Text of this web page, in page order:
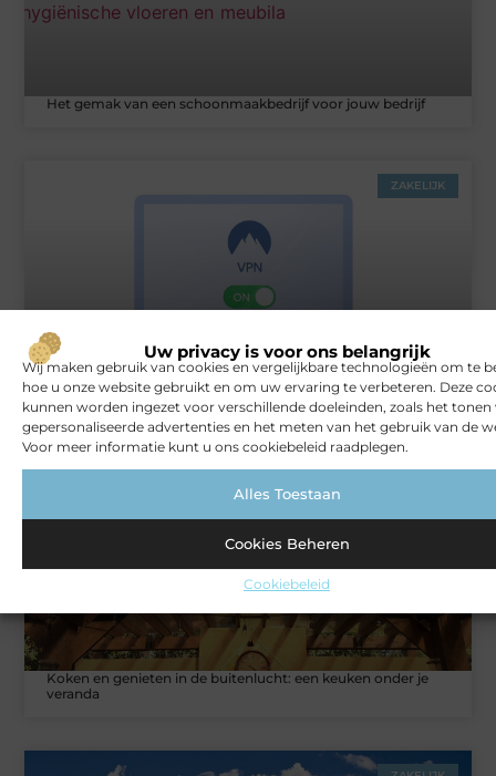
Uw privacy is voor ons belangrijk
Wij maken gebruik van cookies en vergelijkbare technologieën om te
hoe u onze website gebruikt en om uw ervaring te verbeteren. Deze
kunnen worden ingezet voor verschillende doeleinden, zoals het tonen
gepersonaliseerde advertenties en het meten van het gebruik van de
Voor meer informatie kunt u ons cookiebeleid raadplegen.
Alles Toestaan
Cookies Beheren
Cookiebeleid
Het gemak van een schoonmaakbedrijf voor jouw bedrijf
ZAKELIJK
Rust en vertrouwen op elke locatie
VERBOUWEN
Koken en genieten in de buitenlucht: een keuken onder je
veranda